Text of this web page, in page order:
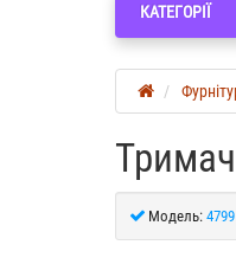
КАТЕГОРІЇ
Модель: 4799